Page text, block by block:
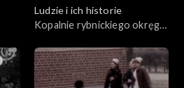
Ludzie i ich historie
Kopalnie rybnickiego okręgu